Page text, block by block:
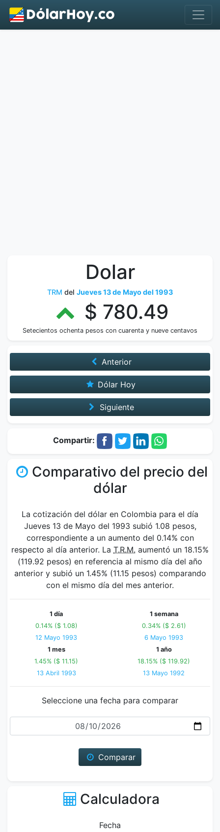
Dolar
TRM del Jueves 13 de Mayo del 1993
$ 780.49
Setecientos ochenta pesos con cuarenta y nueve centavos
Anterior
Dólar Hoy
Siguiente
Compartir:
Comparativo del precio del
dólar
La cotización del dólar en Colombia para el día
Jueves 13 de Mayo del 1993 subió 1.08 pesos,
correspondiente a un aumento del 0.14% con
respecto al día anterior. La T.R.M. aumentó un 18.15%
(119.92 pesos) en referencia al mismo día del año
anterior y subió un 1.45% (11.15 pesos) comparando
con el mismo día del mes anterior.
1 día
0.14% ($ 1.08)
12 Mayo 1993
1 semana
0.34% ($ 2.61)
6 Mayo 1993
1 mes
1.45% ($ 11.15)
13 Abril 1993
1 año
18.15% ($ 119.92)
13 Mayo 1992
Seleccione una fecha para comparar
Fecha
Comparar
Calculadora
Fecha